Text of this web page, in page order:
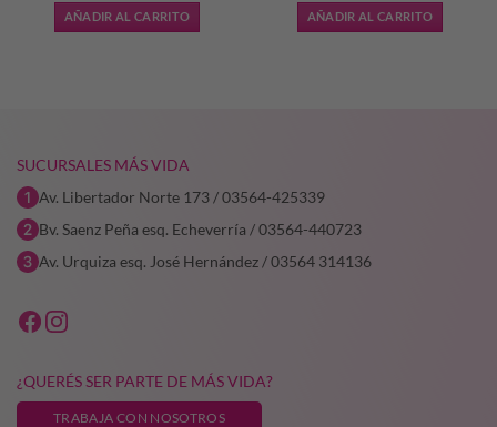
AÑADIR AL CARRITO AÑADIR AL CARRITO
SUCURSALES MÁS VIDA
Av. Libertador Norte 173 / 03564-425339
Bv. Saenz Peña esq. Echeverría / 03564-440723
Av. Urquiza esq. José Hernández / 03564 314136
¿QUERÉS SER PARTE DE MÁS VIDA?
TRABAJA CON NOSOTROS